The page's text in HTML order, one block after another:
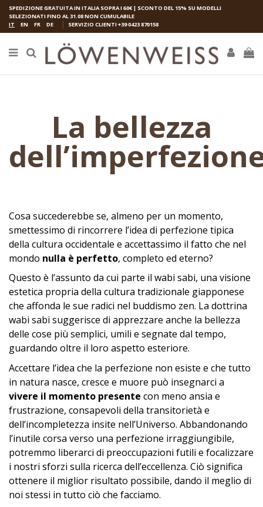
SPEDIZIONE GRATUITA IN ITALIA SOPRA I 60€ | SCONTO DEL 15% SU MODELLI
SELEZIONATI FINO AL 31.08 NON CUMULABILE
IT
EN FR DE SERVIZIO CLIENTI+39 0423 870158
La bellezza
Cosa succederebbe se, almeno per un momento,
smettessimo di rincorrere l’idea di perfezione tipica
della cultura occidentale e accettassimo il fatto che nel
mondo nulla è perfetto, completo ed eterno?
Questo è l’assunto da cui parte il wabi sabi, una visione
estetica propria della cultura tradizionale giapponese
che affonda le sue radici nel buddismo zen. La dottrina
wabi sabi suggerisce di apprezzare anche la bellezza
delle cose più semplici, umili e segnate dal tempo,
guardando oltre il loro aspetto esteriore.
Accettare l’idea che la perfezione non esiste e che tutto
in natura nasce, cresce e muore può insegnarci a
vivere il momento presente con meno ansia e
frustrazione, consapevoli della transitorietà e
dell’incompletezza insite nell’Universo. Abbandonando
l’inutile corsa verso una perfezione irraggiungibile,
potremmo liberarci di preoccupazioni futili e focalizzare
i nostri sforzi sulla ricerca dell’eccellenza. Ciò significa
ottenere il miglior risultato possibile, dando il meglio di
noi stessi in tutto ciò che facciamo.